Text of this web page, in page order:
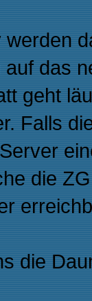
werden
auf das
geht
Falls
die
die